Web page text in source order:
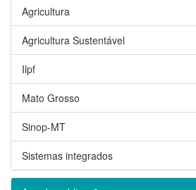
Agricultura
Agricultura Sustentável
Ilpf
Mato Grosso
Sinop-MT
Sistemas integrados